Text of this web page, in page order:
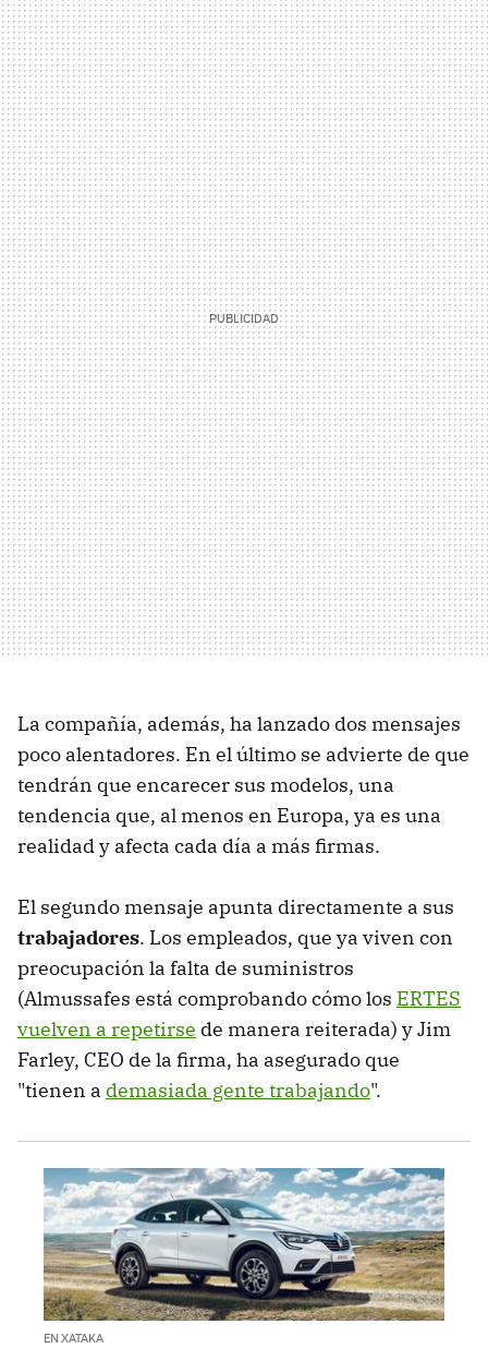
La compañía, además, ha lanzado dos mensajes
poco alentadores. En el último se advierte de que
tendrán que encarecer sus modelos, una
tendencia que, al menos en Europa, ya es una
realidad y afecta cada día a más firmas.
El segundo mensaje apunta directamente a sus
trabajadores. Los empleados, que ya viven con
preocupación la falta de suministros
(Almussafes está comprobando cómo los ERTES
vuelven a repetirse de manera reiterada) y Jim
Farley, CEO de la firma, ha asegurado que
"tienen a demasiada gente trabajando".
EN XATAKA